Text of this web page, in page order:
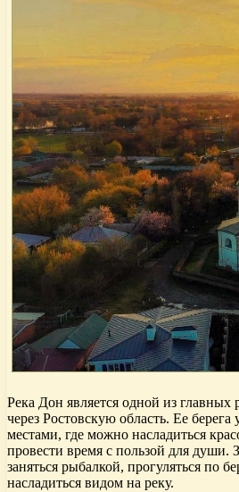
Река Дон является одной из главных
через Ростовскую область. Ее
местами, где можно насладиться
провести время с пользой для души.
заняться рыбалкой, прогуляться по
насладиться видом на реку.